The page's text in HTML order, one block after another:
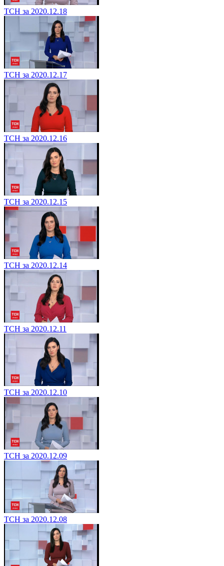
ТСН за 2020.12.18
ТСН за 2020.12.17
ТСН за 2020.12.16
ТСН за 2020.12.15
ТСН за 2020.12.14
ТСН за 2020.12.11
ТСН за 2020.12.10
ТСН за 2020.12.09
ТСН за 2020.12.08